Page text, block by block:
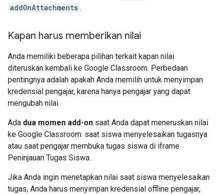
addOnAttachments .
Kapan harus memberikan nilai
Anda memiliki beberapa pilihan terkait kapan nilai
diteruskan kembali ke Google Classroom. Perbedaan
pentingnya adalah apakah Anda memilih untuk menyimpan
kredensial pengajar, karena hanya pengajar yang dapat
mengubah nilai.
Ada dua momen add-on saat Anda dapat meneruskan nilai
ke Google Classroom: saat siswa menyelesaikan tugasnya
atau saat pengajar membuka tugas siswa di iframe
Peninjauan Tugas Siswa.
Jika Anda ingin menetapkan nilai saat siswa menyelesaikan
tugas, Anda harus menyimpan kredensial offline pengajar,